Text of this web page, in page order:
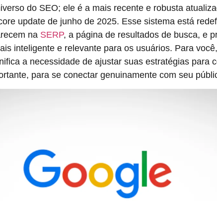
do SEO; ele é a mais recente e robusta
update de junho de 2025. Esse sistema está
na SERP, a página de resultados de busca, e
inteligente e relevante para os usuários. Para
a necessidade de ajustar suas estratégias para
para se conectar genuinamente com seu